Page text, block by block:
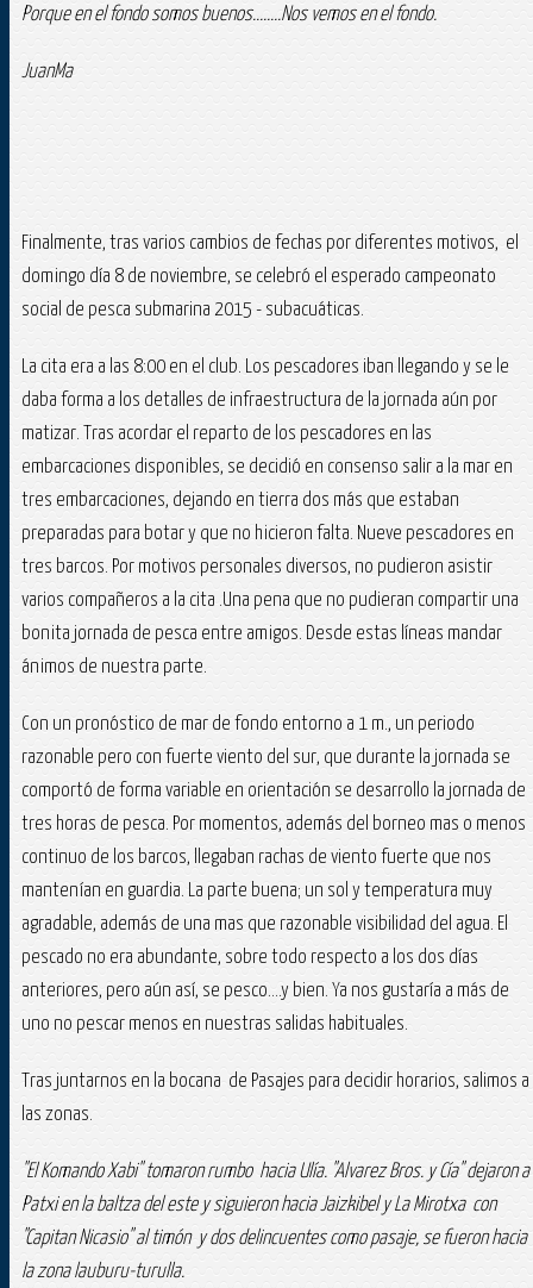
Porque en el fondo somos buenos........Nos vemos en el fondo.
JuanMa
Finalmente, tras varios cambios de fechas por diferentes motivos, el
domingo día 8 de noviembre, se celebró el esperado campeonato
social de pesca submarina 2015 - subacuáticas.
La cita era a las 8:00 en el club. Los pescadores iban llegando y se le
daba forma a los detalles de infraestructura de la jornada aún por
matizar. Tras acordar el reparto de los pescadores en las
embarcaciones disponibles, se decidió en consenso salir a la mar en
tres embarcaciones, dejando en tierra dos más que estaban
preparadas para botar y que no hicieron falta. Nueve pescadores en
tres barcos. Por motivos personales diversos, no pudieron asistir
varios compañeros a la cita .Una pena que no pudieran compartir una
bonita jornada de pesca entre amigos. Desde estas líneas mandar
ánimos de nuestra parte.
Con un pronóstico de mar de fondo entorno a 1 m., un periodo
razonable pero con fuerte viento del sur, que durante la jornada se
comportó de forma variable en orientación se desarrollo la jornada de
tres horas de pesca. Por momentos, además del borneo mas o menos
continuo de los barcos, llegaban rachas de viento fuerte que nos
mantenían en guardia. La parte buena; un sol y temperatura muy
agradable, además de una mas que razonable visibilidad del agua. El
pescado no era abundante, sobre todo respecto a los dos días
anteriores, pero aún así, se pesco....y bien. Ya nos gustaría a más de
uno no pescar menos en nuestras salidas habituales.
Tras juntarnos en la bocana de Pasajes para decidir horarios, salimos a
las zonas.
"El Komando Xabi" tomaron rumbo hacia Ulía. "Alvarez Bros. y Cía" dejaron a
Patxi en la baltza del este y siguieron hacia Jaizkibel y La Mirotxa con
"Capitan Nicasio" al timón y dos delincuentes como pasaje, se fueron hacia
la zona lauburu-turulla.